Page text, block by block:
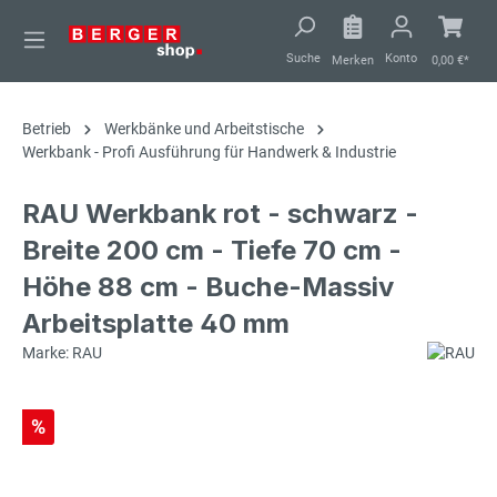
springen
Suche Merken Konto 0,00 €*
Betrieb
Werkbänke und Arbeitstische
Werkbank - Profi Ausführung für Handwerk & Industrie
RAU Werkbank rot - schwarz -
Breite 200 cm - Tiefe 70 cm -
Höhe 88 cm - Buche-Massiv
Arbeitsplatte 40 mm
Marke: RAU
%